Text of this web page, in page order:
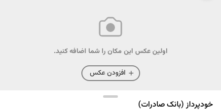
اولین عکس این مکان را شما اضافه کنید.
افزودن عکس
خودپرداز (بانک صادرات)